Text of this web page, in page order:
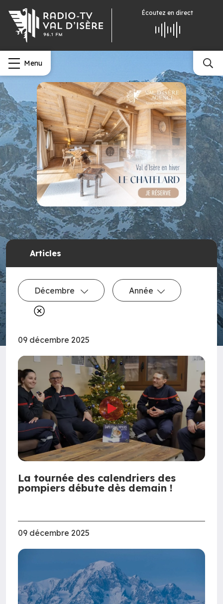
Écoutez en direct
Menu
Articles
Décembre Année
09 décembre 2025
La tournée des calendriers des
pompiers débute dès demain !
09 décembre 2025